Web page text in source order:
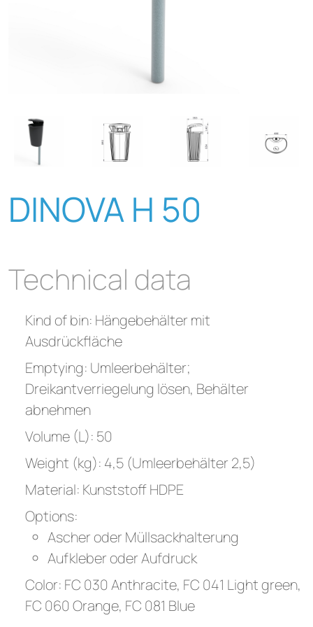
DINOVA H 50
Technical data
Kind of bin: Hängebehälter mit
Ausdrückfläche
Emptying: Umleerbehälter;
Dreikantverriegelung lösen, Behälter
abnehmen
Volume (L): 50
Weight (kg): 4,5 (Umleerbehälter 2,5)
Material: Kunststoff HDPE
Options:
Ascher oder Müllsackhalterung
Aufkleber oder Aufdruck
Color: FC 030 Anthracite, FC 041 Light green,
FC 060 Orange, FC 081 Blue